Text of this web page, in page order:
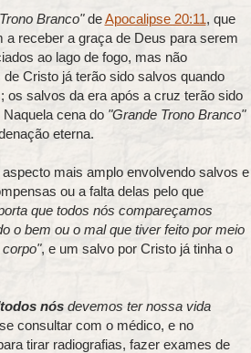
Branco"deApocalipse 20:11, que
receber a graça de Deus para serem
ao lago de fogo, mas não
Cristo já terão sido salvos quando
salvos da era após a cruz terão sido
cena do "Grande Trono Branco"
eterna.
mais amplo envolvendo salvos e
ou a falta delas pelo que
que todos nós compareçamos
o bem ou o mal que tiver feito por meio
, e um salvo por Cristo já tinha o
todos nósdevemos ter nossa vida
consultar com o médico, e no
tirar radiografias, fazer exames de